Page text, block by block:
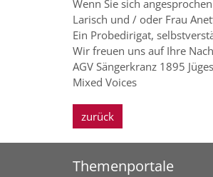
Wenn Sie sich
Larisch und / oder Frau
Ein Probedirigat,
Wir freuen uns auf Ihre
AGV Sängerkranz 1895
Mixed Voices
zurück
Themenportale